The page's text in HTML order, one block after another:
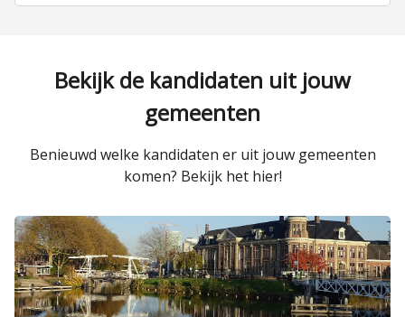
Bekijk de kandidaten uit jouw
gemeenten
Benieuwd welke kandidaten er uit jouw gemeenten
komen? Bekijk het hier!